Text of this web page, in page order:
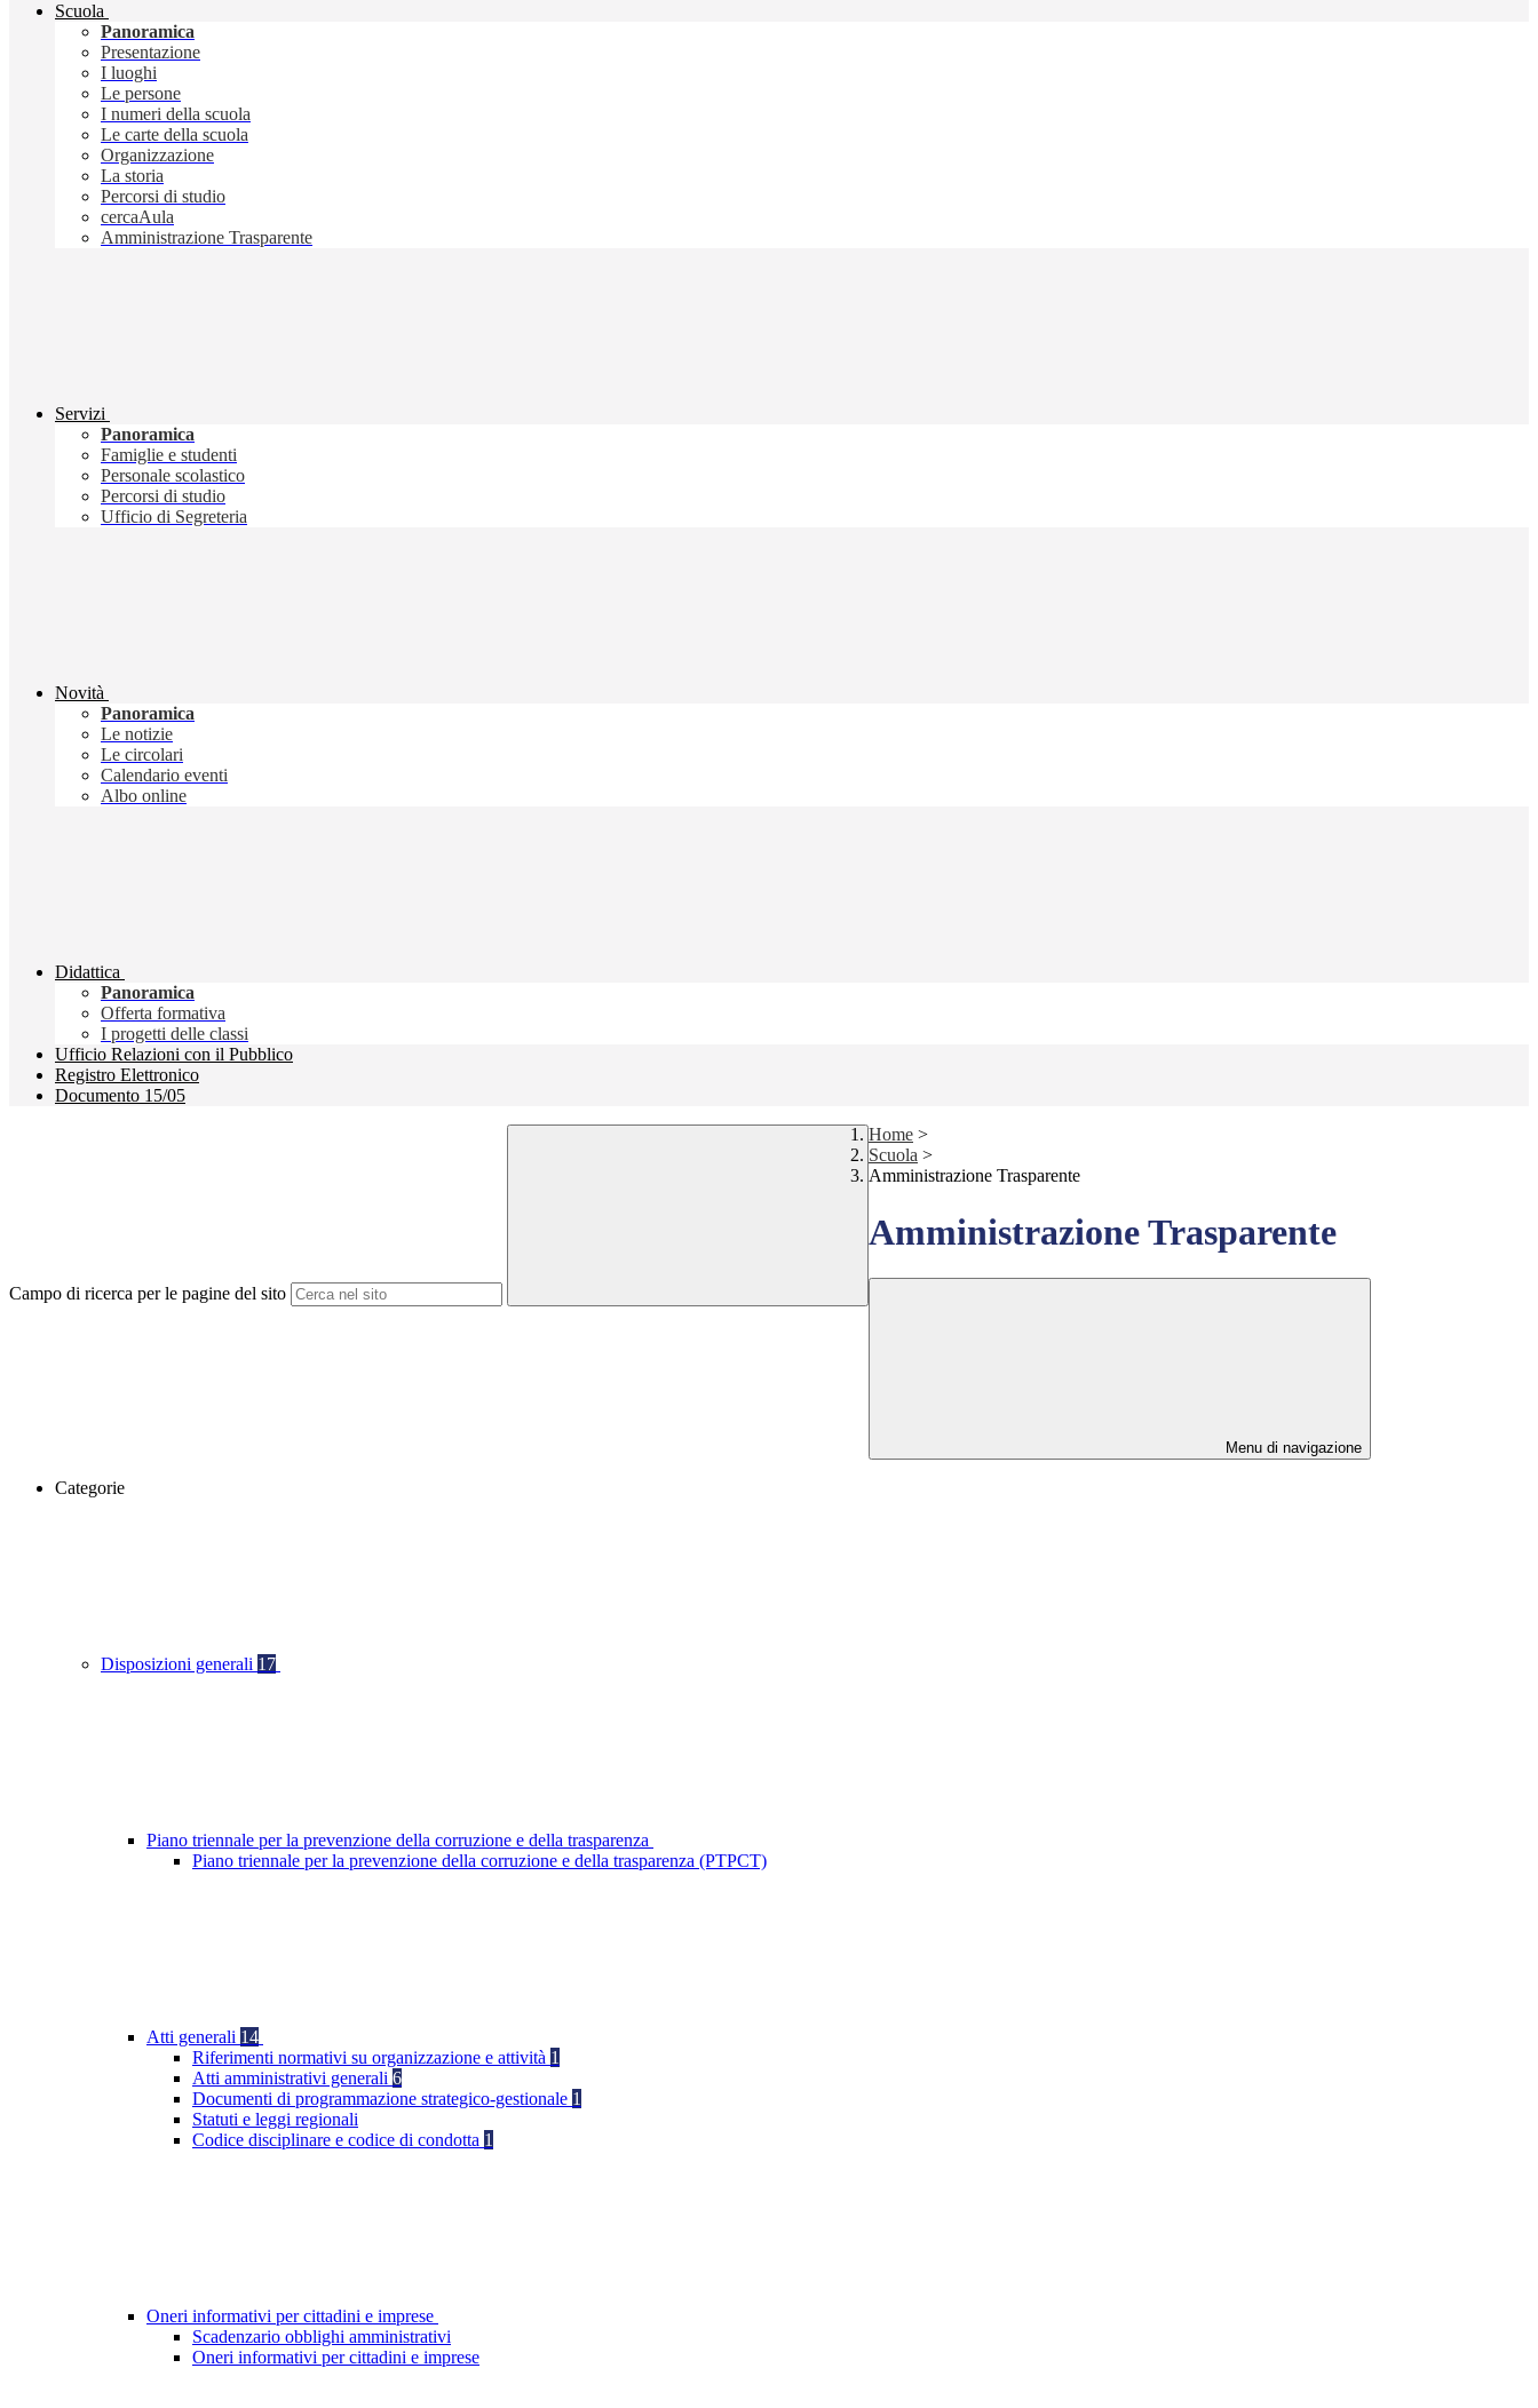
Scuola
Panoramica
Presentazione
I luoghi
Le persone
I numeri della scuola
Le carte della scuola
Organizzazione
La storia
Percorsi di studio
cercaAula
Amministrazione Trasparente
Servizi
Panoramica
Famiglie e studenti
Personale scolastico
Percorsi di studio
Ufficio di Segreteria
Novità
Panoramica
Le notizie
Le circolari
Calendario eventi
Albo online
Didattica
Panoramica
Offerta formativa
I progetti delle classi
Ufficio Relazioni con il Pubblico
Registro Elettronico
Documento 15/05
Campo di ricerca per le pagine del sito
Home >
Scuola >
Amministrazione Trasparente
Amministrazione Trasparente
Menu di navigazione
Categorie
Disposizioni generali 17
Piano triennale per la prevenzione della corruzione e della trasparenza
Piano triennale per la prevenzione della corruzione e della trasparenza (PTPCT)
Atti generali 14
Riferimenti normativi su organizzazione e attività 1
Atti amministrativi generali 6
Documenti di programmazione strategico-gestionale 1
Statuti e leggi regionali
Codice disciplinare e codice di condotta 1
Oneri informativi per cittadini e imprese
Scadenzario obblighi amministrativi
Oneri informativi per cittadini e imprese